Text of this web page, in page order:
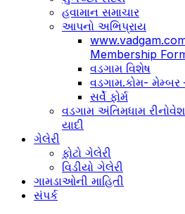
હવામાન સમાચાર
આપનો અભિપ્રાય
Membership
વડગામ વિશેષ
વડગામ.કોમ-
સર્વે ફોર્મ
વડગામ અંતિમધામ
યાદી
ગેલેરી
ફોટો ગેલેરી
વિડીયો ગેલેરી
ગામડાઓની માહિતી
સંપર્ક